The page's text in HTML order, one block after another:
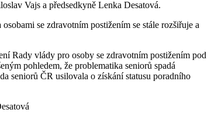
Vajs a předsedkyně Lenka Desatová.
se zdravotním postižením se stále rozšiřuje a
Rady vlády pro osoby se zdravotním postižením pod
pohledem, že problematika seniorů spadá
seniorů ČR usilovala o získání statusu poradního